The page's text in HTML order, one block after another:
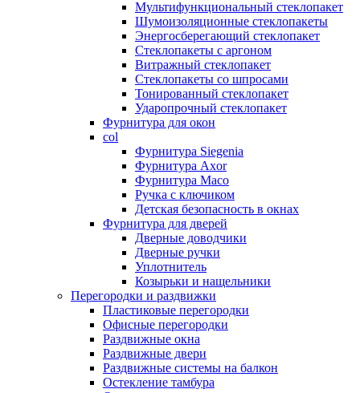
Мультифункциональный стеклопакет
Шумоизоляционные стеклопакеты
Энергосберегающий стеклопакет
Стеклопакеты с аргоном
Витражный стеклопакет
Стеклопакеты со шпросами
Тонированный стеклопакет
Ударопрочный стеклопакет
Фурнитура для окон
col
Фурнитура Siegenia
Фурнитура Axor
Фурнитура Maco
Ручка с ключиком
Детская безопасность в окнах
Фурнитура для дверей
Дверные доводчики
Дверные ручки
Уплотнитель
Козырьки и нащельники
Перегородки и раздвижки
Пластиковые перегородки
Офисные перегородки
Раздвижные окна
Раздвижные двери
Раздвижные системы на балкон
Остекление тамбура